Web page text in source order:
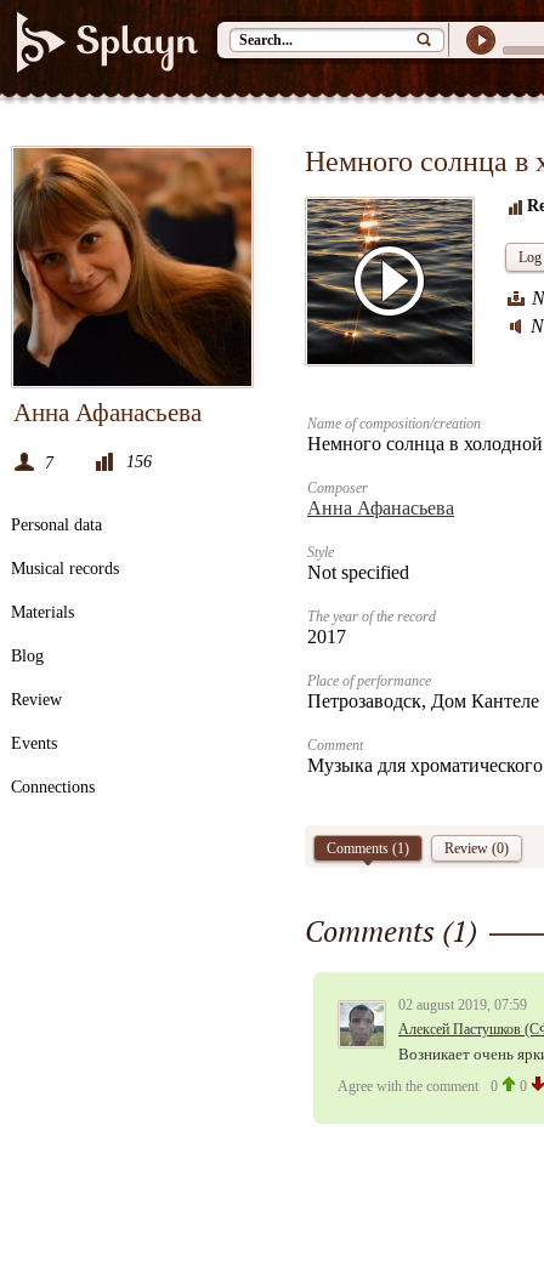
Анна Афанасьева
7 156
Personal data
Musical records
Materials
Blog
Review
Events
Connections
Немного солнца в
Name of composition/creation
Немного солнца в
Composer
Анна Афанасьева
Style
Not specified
The year of the record
2017
Place of performance
Петрозаводск, Дом Кантеле
Comment
Музыка для
Comments (1) Review (0)
Comments (1)
02 august 2019, 07:59
Алексей Пастушков
Возникает очень
Agree with the comment 0 0